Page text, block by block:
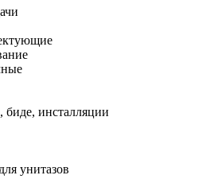
биде, инсталляции
унитазов